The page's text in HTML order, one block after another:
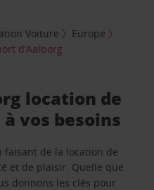
Voiture
Europe
d’Aalborg
location de
vos besoins
faisant de la location de
et de plaisir. Quelle que
donnons les clés pour